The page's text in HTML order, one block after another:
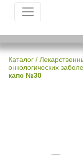
Каталог /
онкологических
капс №30